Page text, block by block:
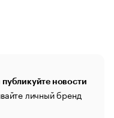
новости
личный бренд